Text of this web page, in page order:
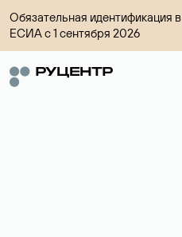
Обязательная идентификация в
ЕСИА с 1 сентября 2026